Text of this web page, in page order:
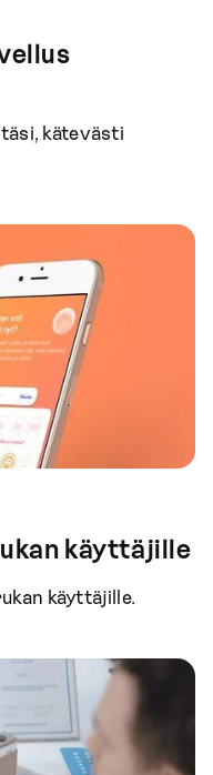
kätevästi
käyttäjille
käyttäjille.